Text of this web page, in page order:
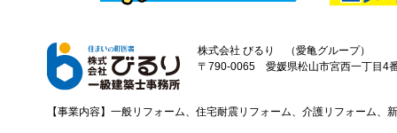
株式会社 びるり （愛亀グループ）
〒790-0065 愛媛県松山市宮西一丁
【事業内容】一般リフォーム、住宅耐震リフォーム、介護リフォーム